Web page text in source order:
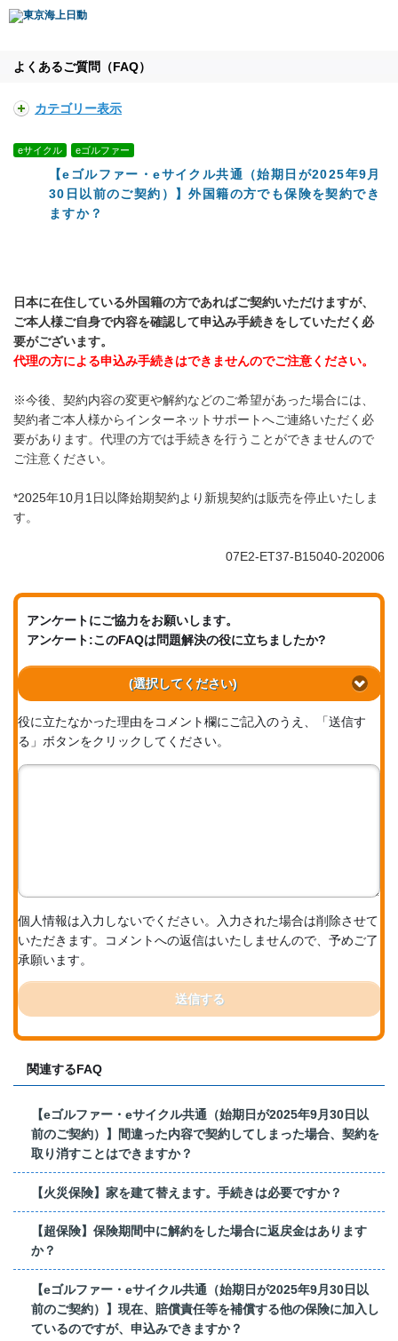
よくあるご質問（FAQ）
カテゴリー表示
eサイクル eゴルファー
【eゴルファー・eサイクル共通（始期日が2025年9月
30日以前のご契約）】外国籍の方でも保険を契約でき
ますか？
日本に在住している外国籍の方であればご契約いただけますが、
ご本人様ご自身で内容を確認して申込み手続きをしていただく必
要がございます。
代理の方による申込み手続きはできませんのでご注意ください。
※今後、契約内容の変更や解約などのご希望があった場合には、
契約者ご本人様からインターネットサポートへご連絡いただく必
要があります。代理の方では手続きを行うことができませんので
ご注意ください。
*2025年10月1日以降始期契約より新規契約は販売を停止いたしま
す。
07E2-ET37-B15040-202006
アンケートにご協力をお願いします。
アンケート:このFAQは問題解決の役に立ちましたか?
(選択してください)
役に立たなかった理由をコメント欄にご記入のうえ、「送信す
る」ボタンをクリックしてください。
個人情報は入力しないでください。入力された場合は削除させて
いただきます。コメントへの返信はいたしませんので、予めご了
承願います。
送信する
関連するFAQ
【eゴルファー・eサイクル共通（始期日が2025年9月30日以
前のご契約）】間違った内容で契約してしまった場合、契約を
取り消すことはできますか？
【火災保険】家を建て替えます。手続きは必要ですか？
【超保険】保険期間中に解約をした場合に返戻金はあります
か？
【eゴルファー・eサイクル共通（始期日が2025年9月30日以
前のご契約）】現在、賠償責任等を補償する他の保険に加入し
ているのですが、申込みできますか？